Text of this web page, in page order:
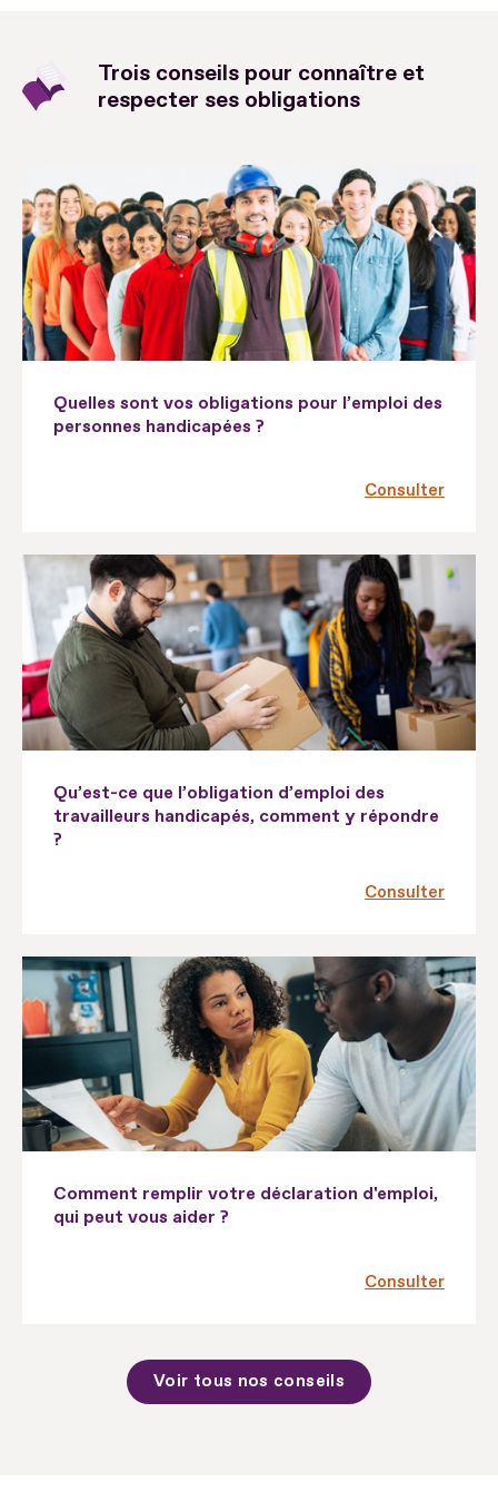
Trois conseils pour connaître et
respecter ses obligations
Voir tous nos conseils
Quelles sont vos obligations pour l’emploi des
personnes handicapées ?
Consulter
Qu’est-ce que l’obligation d’emploi des
travailleurs handicapés, comment y répondre
?
Consulter
Comment remplir votre déclaration d'emploi,
qui peut vous aider ?
Consulter